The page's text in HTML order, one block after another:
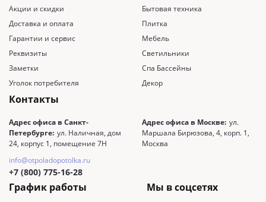
Акции и скидки
Доставка и оплата
Гарантии и сервис
Реквизиты
Заметки
Уголок потребителя
Бытовая техника
Плитка
Мебель
Светильники
Спа Бассейны
Декор
Контакты
Адрес офиса в Санкт-
Петербурге: ул. Наличная, дом
24, корпус 1, помещение 7Н
Адрес офиса в Москве: ул.
Маршала Бирюзова, 4, корп. 1,
Москва
info@otpoladopotolka.ru
+7 (800) 775-16-28
График работы Мы в соцсетях